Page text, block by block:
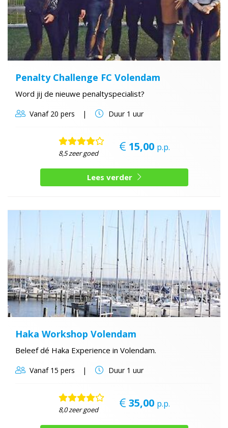
Penalty Challenge FC Volendam
Word jij de nieuwe penaltyspecialist?
Vanaf20 pers Duur1 uur
8,5 zeer goed 15,00 p.p.
Lees verder
Haka Workshop Volendam
Beleef dé Haka Experience in Volendam.
Vanaf15 pers Duur1 uur
8,0 zeer goed 35,00 p.p.